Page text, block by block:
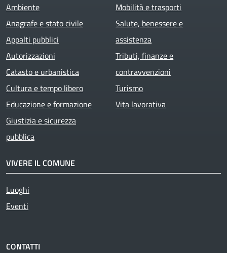
Ambiente
Anagrafe e stato civile
Appalti pubblici
Autorizzazioni
Catasto e urbanistica
Cultura e tempo libero
Educazione e formazione
Giustizia e sicurezza
pubblica
Mobilità e trasporti
Salute, benessere e
assistenza
Tributi, finanze e
contravvenzioni
Turismo
Vita lavorativa
VIVERE IL COMUNE
Luoghi
Eventi
CONTATTI